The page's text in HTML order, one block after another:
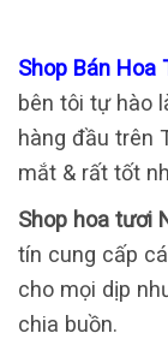
Shop Bán Hoa
bên tôi tự hào
hàng đầu trên
mắt & rất tốt
Shop hoa tươi
tín cung cấp
cho mọi dịp
chia buồn.